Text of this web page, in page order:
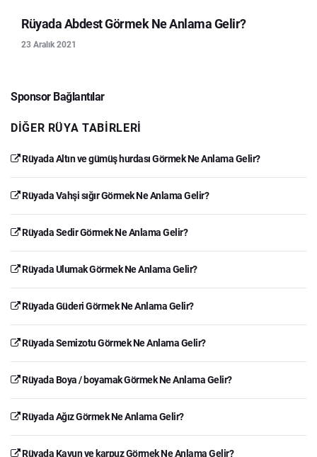
Rüyada Abdest Görmek Ne Anlama Gelir?
23 Aralık 2021
Sponsor Bağlantılar
DIĞER RÜYA TABIRLERI
Rüyada Altın ve gümüş hurdası Görmek Ne Anlama Gelir?
Rüyada Vahşi sığır Görmek Ne Anlama Gelir?
Rüyada Sedir Görmek Ne Anlama Gelir?
Rüyada Ulumak Görmek Ne Anlama Gelir?
Rüyada Güderi Görmek Ne Anlama Gelir?
Rüyada Semizotu Görmek Ne Anlama Gelir?
Rüyada Boya / boyamak Görmek Ne Anlama Gelir?
Rüyada Ağız Görmek Ne Anlama Gelir?
Rüyada Kavun ve karpuz Görmek Ne Anlama Gelir?